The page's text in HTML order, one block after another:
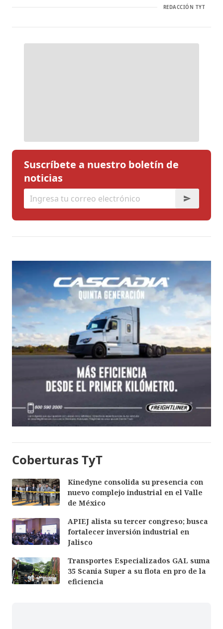
REDACCIÓN TYT
Suscríbete a nuestro boletín de
noticias
Coberturas TyT
Kinedyne consolida su presencia con
nuevo complejo industrial en el Valle
de México
APIEJ alista su tercer congreso; busca
fortalecer inversión industrial en
Jalisco
Transportes Especializados GAL suma
35 Scania Super a su flota en pro de la
eficiencia